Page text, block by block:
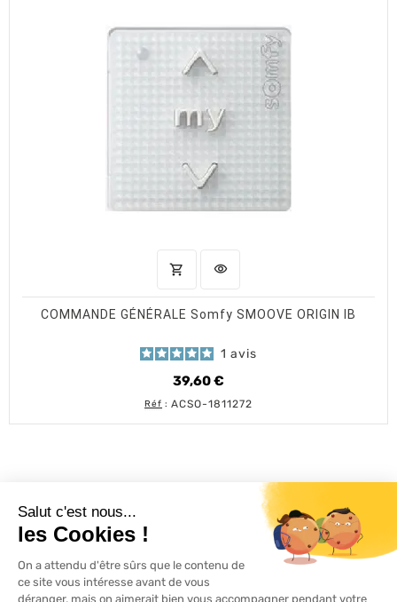
shopping_cart AJOUTER AU PANIER
visibility
COMMANDE GÉNÉRALE Somfy SMOOVE ORIGIN IB
1 avis
39,60 €
Prix
Réf : ACSO-1811272

SERVICES